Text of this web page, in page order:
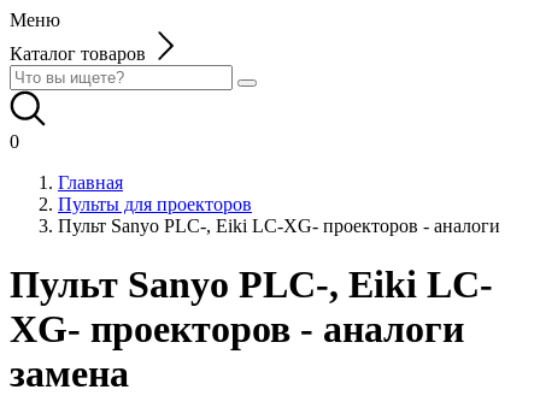
Меню
Каталог товаров
0
Главная
Пульты для проекторов
Пульт Sanyo PLC-, Eiki LC-XG- проекторов - аналоги
Пульт Sanyo PLC-, Eiki LC-
XG- проекторов - аналоги
замена